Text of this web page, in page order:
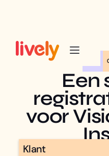
Een
voor
Klant